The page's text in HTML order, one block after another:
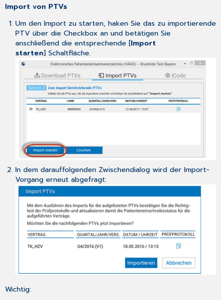
Import von PTVs
Um den Import zu starten, haken Sie das zu importierende
PTV über die Checkbox an und betätigen Sie
anschließend die entsprechende [Import
starten] Schaltfläche.
In dem darauffolgenden Zwischendialog wird der Import-
Vorgang erneut abgefragt:
Wichtig: